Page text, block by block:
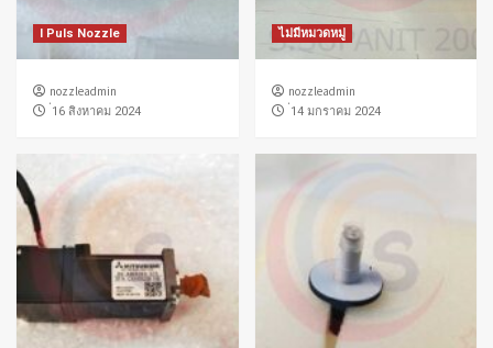
I Puls Nozzle
nozzleadmin
่16 สิงหาคม 2024
ไม่มีหมวดหมู่
nozzleadmin
่14 มกราคม 2024